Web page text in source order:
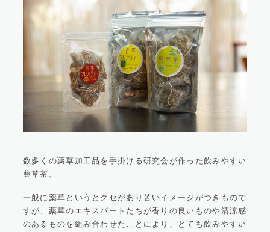
数多くの薬草加工品を手掛ける研究会が作った飲みやすい
薬草茶。
一般に薬草というとクセがあり苦いイメージがつきもので
すが、薬草のエキスパートたちが香りの良いものや清涼感
のあるものを組み合わせたことにより、とても飲みやすい